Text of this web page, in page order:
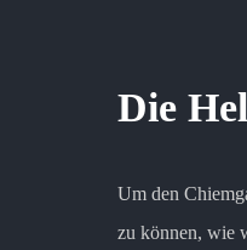
Die
Um den
zu können, wie